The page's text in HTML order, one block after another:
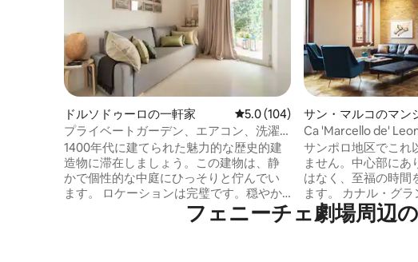
ドルソドゥーロの一軒家 レビュー104件、5つ星中5.0つ星
5.0 (104)
プライベートガーデン、エアコン、洗濯
機、乾燥機
1400年代に建てられた魅力的な歴史的建
造物に滞在しましょう。この建物は、静
かで個性的な中庭にひっそりと佇んでい
ます。 ロケーションは完璧です。穏やか
でありながら中心部に位置し、ローマ広
場まで徒歩わずか5分、電車の駅まで10分
サン・マルコのマン
アパート
Ca 'Marcello de'
サンポロ地区でこれ
ません。中心部にあ
はなく、至福の時間
ます。 カナル・グ
の建物の3階にある
井、オーク材の寄木
フェニーチェ劇場⁠周⁠辺⁠